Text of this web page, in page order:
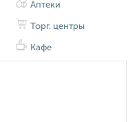
Аптеки
Торг. центры
Кафе